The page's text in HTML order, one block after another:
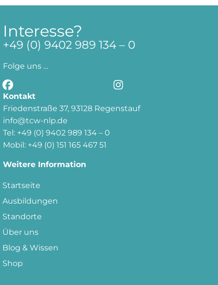
Interesse?
+49 (0) 9402 989 134 – 0
Folge uns …
Kontakt
Friedenstraße 37, 93128 Regenstauf
info@tcw-nlp.de
Tel: +49 (0) 9402 989 134 – 0
Mobil: +49 (0) 151 165 467 51
Weitere Information
Startseite
Ausbildungen
Standorte
Über uns
Blog & Wissen
Shop